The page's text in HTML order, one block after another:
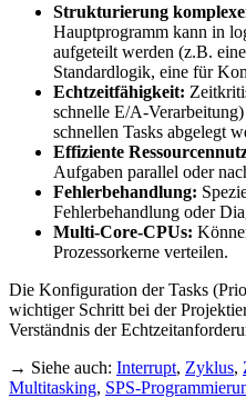
Strukturierung
Hauptprogramm kann in
aufgeteilt werden (z.B.
Standardlogik, eine für
Echtzeitfähigkeit:
schnelle E/A-
schnellen Tasks abgelegt
Effiziente
Aufgaben parallel oder
Fehlerbehandlung:
Fehlerbehandlung oder
Multi-Core-CPUs:
Prozessorkerne verteilen.
Die Konfiguration der Tasks
wichtiger Schritt bei der
Verständnis der
→ Siehe auch: Interrupt, Zyklus,
Multitasking, SPS-